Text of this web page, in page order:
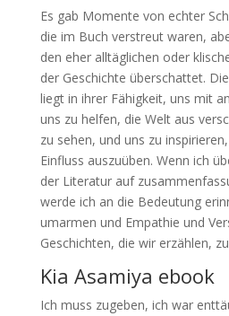
Es gab Momente von echter
die im Buch verstreut waren,
den eher alltäglichen oder
der Geschichte überschattet.
liegt in ihrer Fähigkeit, uns mit
uns zu helfen, die Welt aus
zu sehen, und uns zu
Einfluss auszuüben. Wenn ich
der Literatur auf
werde ich an die Bedeutung
umarmen und Empathie und
Geschichten, die wir erzählen,
Kia Asamiya ebook
Ich muss zugeben, ich war